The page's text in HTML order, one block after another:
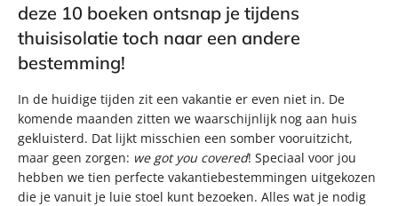
deze 10 boeken ontsnap je tijdens
thuisisolatie toch naar een andere
bestemming!
In de huidige tijden zit een vakantie er even niet in. De
komende maanden zitten we waarschijnlijk nog aan huis
gekluisterd. Dat lijkt misschien een somber vooruitzicht,
maar geen zorgen: we got you covered! Speciaal voor jou
hebben we tien perfecte vakantiebestemmingen uitgekozen
die je vanuit je luie stoel kunt bezoeken. Alles wat je nodig